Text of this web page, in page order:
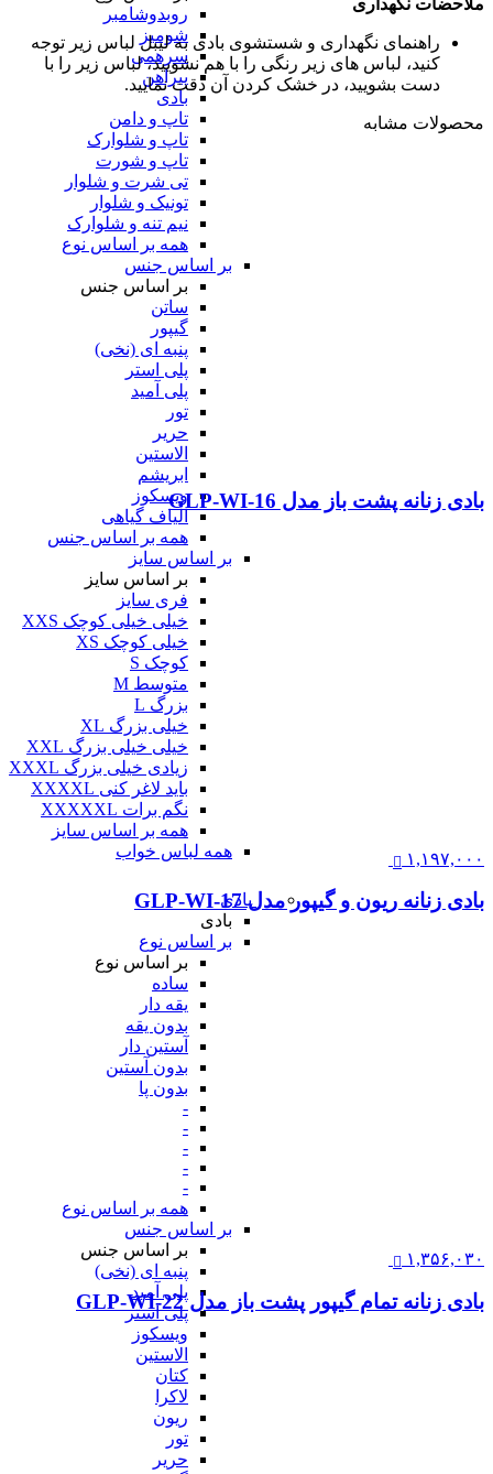
روبدوشامبر
شومیز
سرهمی
پیراهن
بادی
تاپ و دامن
تاپ و شلوارک
تاپ و شورت
تی شرت و شلوار
تونیک و شلوار
نیم تنه و شلوارک
همه بر اساس نوع
بر اساس جنس
بر اساس جنس
ساتن
گیپور
پنبه ای (نخی)
پلی استر
پلی آمید
تور
حریر
الاستین
ابریشم
ویسکوز
الیاف گیاهی
همه بر اساس جنس
بر اساس سایز
بر اساس سایز
فری سایز
خیلی خیلی کوچک XXS
خیلی کوچک XS
کوچک S
متوسط M
بزرگ L
خیلی بزرگ XL
خیلی خیلی بزرگ XXL
زیادی خیلی بزرگ XXXL
باید لاغر کنی XXXXL
نگم برات XXXXXL
همه بر اساس سایز
همه لباس خواب
بادی
بادی
بر اساس نوع
بر اساس نوع
ساده
یقه دار
بدون یقه
آستین دار
بدون آستین
بدون پا
-
-
-
-
-
همه بر اساس نوع
بر اساس جنس
بر اساس جنس
پنبه ای (نخی)
پلی آمید
پلی استر
ویسکوز
الاستین
کتان
لاکرا
ریون
تور
حریر
ملاحضات نگهداری
راهنمای نگهداری و شستشوی بادی به لیبل لباس زیر توجه
کنید، لباس های زیر رنگی را با هم نشویید، لباس زیر را با
دست بشویید، در خشک کردن آن دقت نمایید.
محصولات مشابه
بادی زنانه پشت باز مدل GLP-WI-16
۱,۱۹۷,۰۰۰
بادی زنانه ریون و گیپور مدل GLP-WI-17
۱,۳۵۶,۰۳۰
بادی زنانه تمام گیپور پشت باز مدل GLP-WI-22